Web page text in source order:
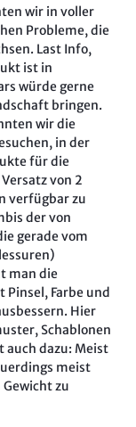
wir in voller
Probleme, die
Last Info,
ist in
würde gerne
bringen.
wir die
in der
für die
von 2
verfügbar zu
der von
gerade vom
man die
Farbe und
Hier
Schablonen
auch dazu: Meist
meist
zu